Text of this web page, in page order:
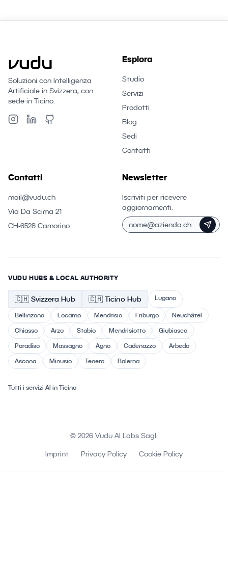
Soluzioni con Intelligenza
Artificiale in Svizzera, con
sede in Ticino.
Esplora
Studio
Servizi
Prodotti
Blog
Sedi
Contatti
Contatti
mail@vudu.ch
Via Da Scima 21
CH-6528 Camorino
Newsletter
Iscriviti per ricevere
aggiornamenti.
VUDU HUBS & LOCAL AUTHORITY
🇨🇭 Svizzera Hub 🇨🇭 Ticino Hub Lugano
Bellinzona Locarno Mendrisio Friburgo
Neuchâtel
Chiasso
Arzo Stabio Mendrisiotto
Giubiasco
Paradiso
Massagno Agno Cadenazzo
Arbedo
Ascona
Minusio Tenero Balerna
Tutti i servizi AI in Ticino
© 2026 Vudu AI Labs Sagl.
Imprint Privacy Policy Cookie Policy